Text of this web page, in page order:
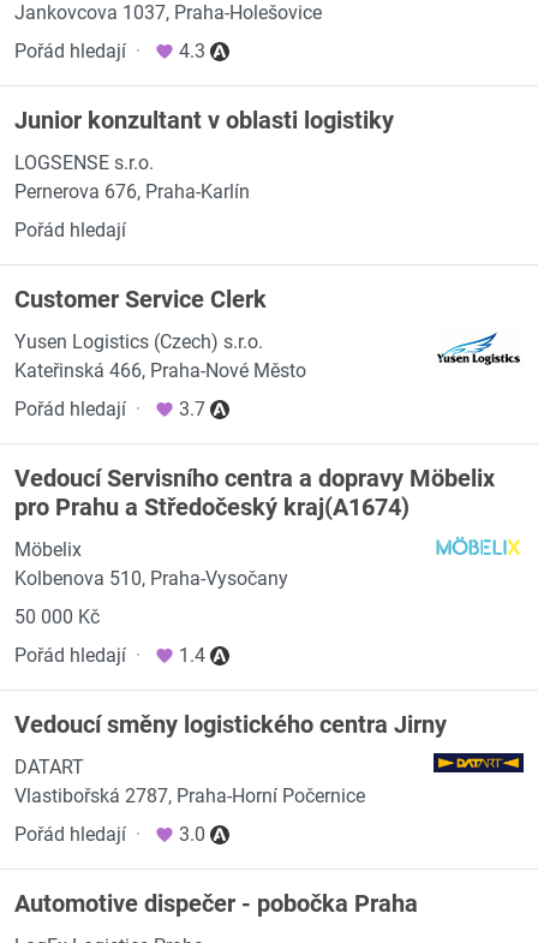
Jankovcova 1037, Praha-Holešovice
Pořád hledají · 4.3
Junior konzultant v oblasti logistiky
LOGSENSE s.r.o.
Pernerova 676, Praha-Karlín
Pořád hledají
Customer Service Clerk
Yusen Logistics (Czech) s.r.o.
Kateřinská 466, Praha-Nové Město
Pořád hledají · 3.7
Vedoucí Servisního centra a dopravy Möbelix
pro Prahu a Středočeský kraj(A1674)
Möbelix
Kolbenova 510, Praha-Vysočany
50 000 Kč
Pořád hledají · 1.4
Vedoucí směny logistického centra Jirny
DATART
Vlastibořská 2787, Praha-Horní Počernice
Pořád hledají · 3.0
Automotive dispečer - pobočka Praha